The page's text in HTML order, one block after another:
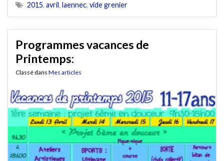
2015, avril, laennec, vide grenier
Programmes vacances de
Printemps:
Classé dans Mes articles